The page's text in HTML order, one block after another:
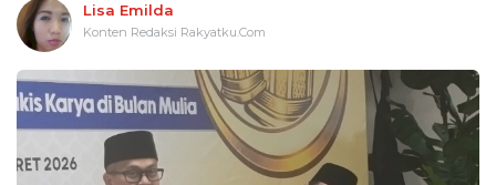
Lisa Emilda
Konten Redaksi Rakyatku.Com